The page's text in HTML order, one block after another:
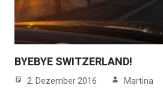
BYEBYE SWITZERLAND!
2. Dezember 2016 Martina